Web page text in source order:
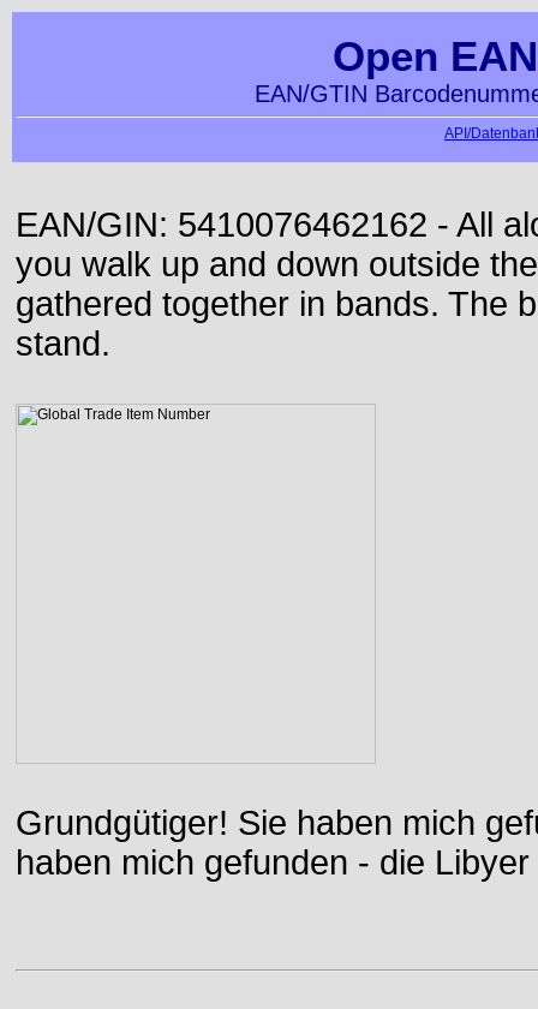
Open
EAN/GTIN
API/
EAN/GIN: 5410076462162 - All
you walk up and down outside
gathered together in bands. The
stand.
Grundgütiger! Sie haben mich
haben mich gefunden - die